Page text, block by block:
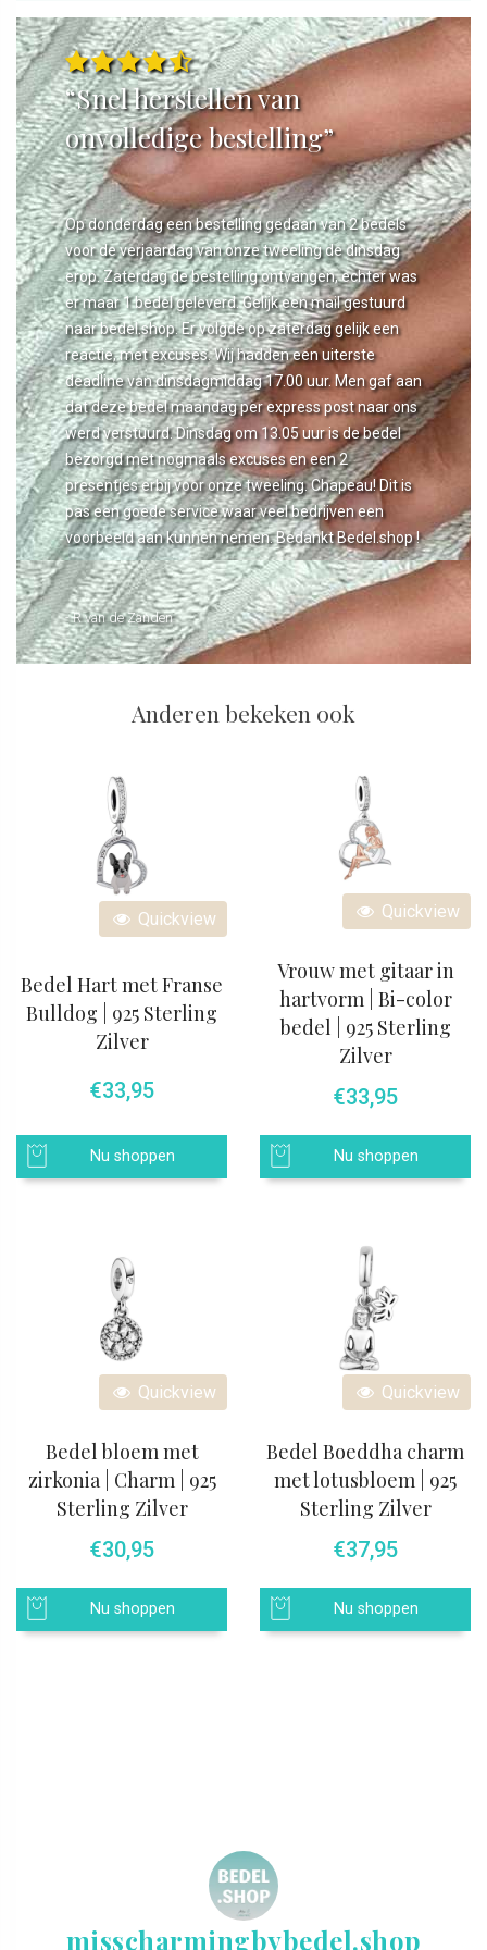
“Snel herstellen van
onvolledige bestelling”
Op donderdag een bestelling gedaan van 2 bedels
voor de verjaardag van onze tweeling de dinsdag
erop. Zaterdag de bestelling ontvangen, echter was
er maar 1 bedel geleverd. Gelijk een mail gestuurd
naar bedel.shop. Er volgde op zaterdag gelijk een
reactie, met excuses. Wij hadden een uiterste
deadline van dinsdagmiddag 17.00 uur. Men gaf aan
dat deze bedel maandag per express post naar ons
werd verstuurd. Dinsdag om 13.05 uur is de bedel
bezorgd met nogmaals excuses en een 2
presentjes erbij voor onze tweeling. Chapeau! Dit is
pas een goede service waar veel bedrijven een
voorbeeld aan kunnen nemen. Bedankt Bedel.shop !
- R van de Zanden
Anderen bekeken ook
Quickview
Bedel Hart met Franse
Bulldog | 925 Sterling
Zilver
€33,95
Nu shoppen
Quickview
Vrouw met gitaar in
hartvorm | Bi-color
bedel | 925 Sterling
Zilver
€33,95
Nu shoppen
Quickview
Bedel bloem met
zirkonia | Charm | 925
Sterling Zilver
€30,95
Nu shoppen
Quickview
Bedel Boeddha charm
met lotusbloem | 925
Sterling Zilver
€37,95
Nu shoppen
misscharmingbybedel.shop